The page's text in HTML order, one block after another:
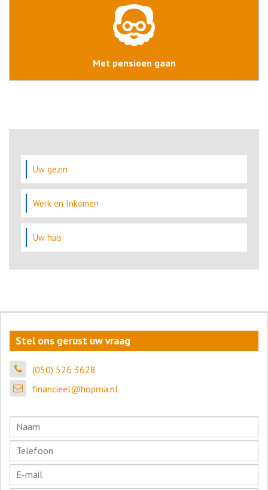
Met pensioen gaan
Uw gezin
Werk en Inkomen
Uw huis
Stel ons gerust uw vraag
(050) 526 3628
financieel@hopma.nl